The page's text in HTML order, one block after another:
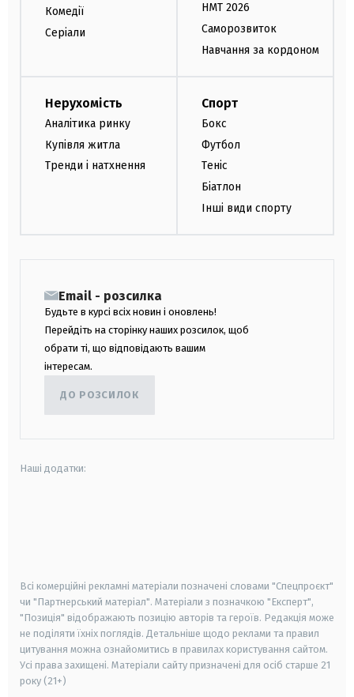
Комедії
Серіали
НМТ 2026
Саморозвиток
Навчання за кордоном
Нерухомість
Аналітика ринку
Купівля житла
Тренди і натхнення
Спорт
Бокс
Футбол
Теніс
Біатлон
Інші види спорту
Email - розсилка
Будьте в курсі всіх новин і оновлень!
Перейдіть на сторінку наших розсилок, щоб
обрати ті, що відповідають вашим
інтересам.
ДО РОЗСИЛОК
Наші додатки:
Всі комерційні рекламні матеріали позначені словами "Спецпроєкт"
чи "Партнерський матеріал". Матеріали з позначкою "Експерт",
"Позиція" відображають позицію авторів та героїв. Редакція може
не поділяти їхніх поглядів. Детальніше щодо реклами та правил
цитування можна ознайомитись в правилах користування сайтом.
Усі права захищені. Матеріали сайту призначені для осіб старше 21
року (21+)